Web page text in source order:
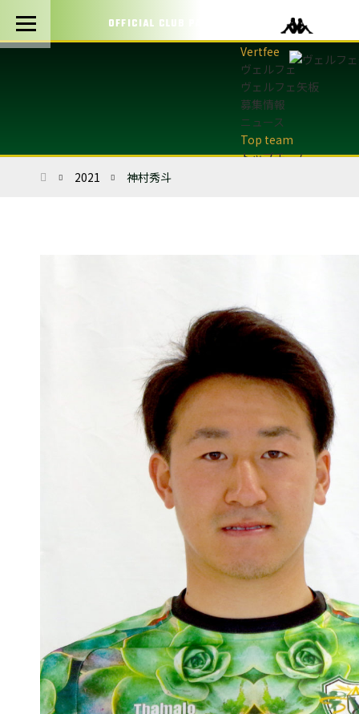
OFFICIAL CLUB PARTNERS
ヴェルフェ
ヴェルフェ矢板
募集情報
ニュース
トップチーム
U-12・U-8
最新情報
サッカースクール
サッカーチーム
女子U-15・U-18
ピース(障がい者サッ
シニアサッカーチーム
フェミニーノ（女子）
スポーツ教室
パートナー
パートナー
パートナー募集
とちぎフットボールセ
ブログ
ホーム2021 神村秀斗